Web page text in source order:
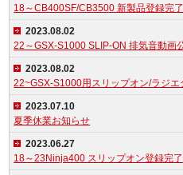
18～CB400SF/CB3500 新製品登録完了
2023.08.02
22～GSX-S1000 SLIP-ON 排気音動画
2023.08.02
22~GSX-S1000用スリップオン/ラジエ
2023.07.10
夏季休業お知らせ
2023.06.27
18～23Ninja400 スリップオン登録完了